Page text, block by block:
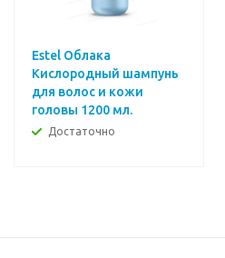
Estel Облака
Кислородный шампунь
для волос и кожи
головы 1200 мл.
Достаточно